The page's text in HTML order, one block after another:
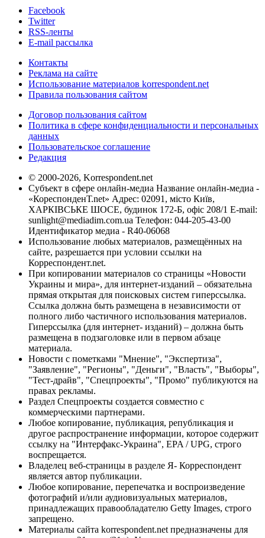
Facebook
Twitter
RSS-ленты
E-mail рассылка
Контакты
Реклама на сайте
Использование материалов korrespondent.net
Правила пользования сайтом
Договор пользования сайтом
Политика в сфере конфиденциальности и персональных
данных
Пользовательское соглашение
Редакция
© 2000-2026, Korrespondent.net
Субъект в сфере онлайн-медиа Название онлайн-медиа -
«КореспонденТ.net» Адрес: 02091, місто Київ,
ХАРКІВСЬКЕ ШОСЕ, будинок 172-Б, офіс 208/1 E-mail:
sunlight@mediadim.com.ua Телефон: 044-205-43-00
Идентификатор медиа - R40-06068
Использование любых материалов, размещённых на
сайте, разрешается при условии ссылки на
Корреспондент.net.
При копировании материалов со страницы «Новости
Украины и мира», для интернет-изданий – обязательна
прямая открытая для поисковых систем гиперссылка.
Ссылка должна быть размещена в независимости от
полного либо частичного использования материалов.
Гиперссылка (для интернет- изданий) – должна быть
размещена в подзаголовке или в первом абзаце
материала.
Новости с пометками "Мнение", "Экспертиза",
"Заявление", "Регионы", "Деньги", "Власть", "Выборы",
"Тест-драйв", "Спецпроекты", "Промо" публикуются на
правах рекламы.
Раздел Спецпроекты создается совместно с
коммерческими партнерами.
Любое копирование, публикация, републикация и
другое распространение информации, которое содержит
ссылку на "Интерфакс-Украина", EPA / UPG, строго
воспрещается.
Владелец веб-страницы в разделе Я- Корреспондент
является автор публикации.
Любое копирование, перепечатка и воспроизведение
фотографий и/или аудиовизуальных материалов,
принадлежащих правообладателю Getty Images, строго
запрещено.
Материалы сайта korrespondent.net предназначены для